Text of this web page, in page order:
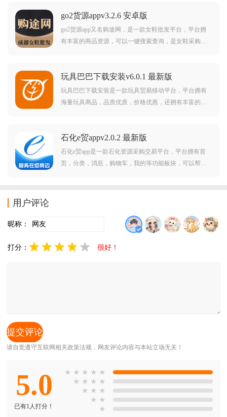
go2货源appv3.2.6 安卓版
go2货源app又名购途网，是一款女鞋批发平台，平台拥
有丰富的商品资源，可以一键搜索查询，是女鞋采购批
玩具巴巴下载安装v6.0.1 最新版
玩具巴巴下载安装是一款玩具贸易移动平台，平台拥有
海量玩具商品，品质优质，价格优惠，还拥有丰富的活
发、贸易人士的软件。玩具巴巴功能特色：玩具巴巴集
合了玩具生
石化e贸appv2.0.2 最新版
石化e贸app是一款石化资源采购交易平台，平台拥有首
页，分类，消息，购物车，我的等功能板块，可以帮助
用户评论
昵称：
打分： 很好！
请自觉遵守互联网相关政策法规，网友评论内容与本站立场无关！
5.0
已有1人打分！
★ ★ ★ ★ ★
★ ★ ★ ★
★ ★ ★
★ ★
★